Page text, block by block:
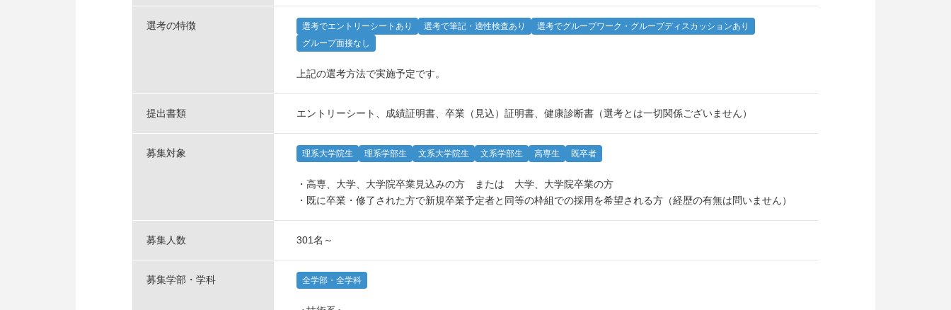
選考の特徴 選考でエントリーシートあり 選考で筆記・適性検査あり
選考でグループワーク・グループディスカッションあり
グループ面接なし
上記の選考方法で実施予定です。
提出書類 エントリーシート、成績証明書、卒業（見込）証明書、健康診断書（選考とは一切関係ございません）
募集対象 理系大学院生 理系学部生 文系大学院生 文系学部生 高専生 既卒者
・高専、大学、大学院卒業見込みの方 または 大学、大学院卒業の方
・既に卒業・修了された方で新規卒業予定者と同等の枠組での採用を希望される方（経歴の有無は問いません）
募集人数 301名～
募集学部・学科 全学部・全学科